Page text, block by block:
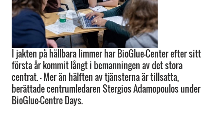
I jakten på hållbara limmer har BioGlue-Center efter sitt
första år kommit långt i bemanningen av det stora
centrat. – Mer än hälften av tjänsterna är tillsatta,
berättade centrumledaren Stergios Adamopoulos under
BioGlue-Centre Days.